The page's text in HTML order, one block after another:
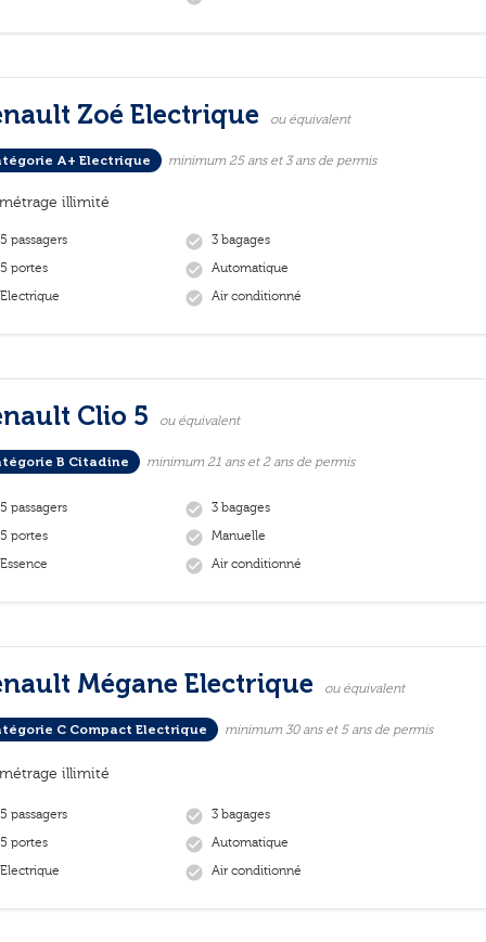
Zoé Electrique ou équivalent
A+ Electrique minimum 25 ans et 3 ans de permis
illimité
5 passagers check_circle 3 bagages
5 portes check_circle Automatique
Electrique check_circle Air conditionné
Clio 5 ou équivalent
B Citadine minimum 21 ans et 2 ans de permis
5 passagers check_circle 3 bagages
5 portes check_circle Manuelle
Essence check_circle Air conditionné
Mégane Electrique ou équivalent
C Compact Electrique minimum 30 ans et 5 ans de permis
illimité
5 passagers check_circle 3 bagages
5 portes check_circle Automatique
Electrique check_circle Air conditionné